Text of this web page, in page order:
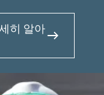
히 알아